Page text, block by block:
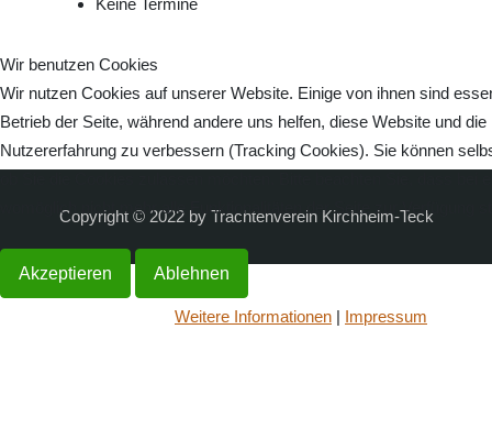
Copyright © 2022 by Trachtenverein Kirchheim-Teck
Wir benutzen Cookies
Wir nutzen Cookies auf unserer Website. Einige von ihnen sind
Betrieb der Seite, während andere uns helfen, diese Website und die
Nutzererfahrung zu verbessern (Tracking Cookies). Sie können
womöglich nicht mehr alle Funktionalitäten der Seite zur Verfügung
Akzeptieren Ablehnen
Weitere Informationen | Impressum